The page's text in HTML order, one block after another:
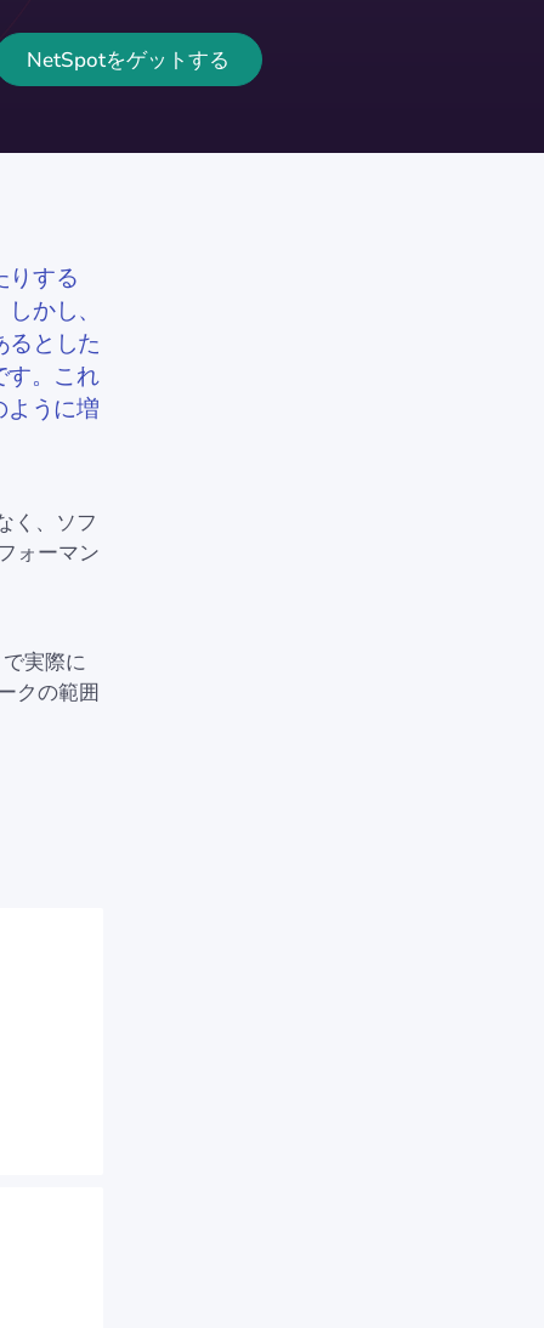
NetSpotをゲットする
りする
かし、
るとした
す。これ
ように増
く、ソフ
ォーマン
実際に
クの範囲